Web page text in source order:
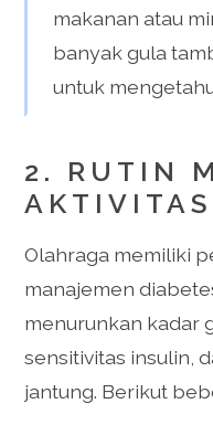
makanan atau
banyak gula
untuk
2. RUTIN
Olahraga memiliki
manajemen
menurunkan kadar
sensitivitas insulin,
jantung. Berikut